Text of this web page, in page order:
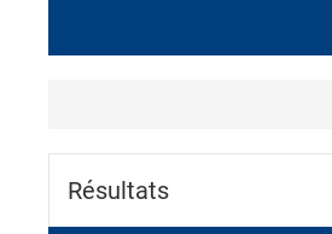
Résultats